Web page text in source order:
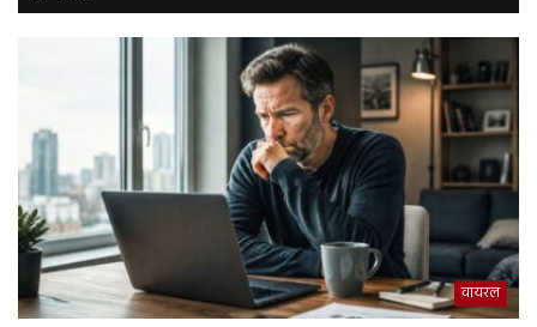
वायरल